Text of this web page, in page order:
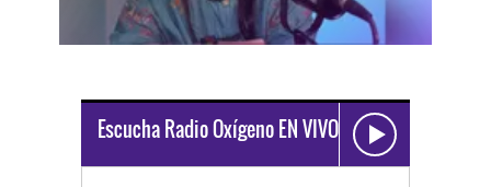
Escucha Radio Oxígeno EN VIVO